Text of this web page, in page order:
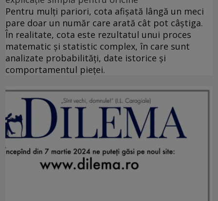
Pentru mulți pariori, cota afișată lângă un meci
pare doar un număr care arată cât pot câștiga.
În realitate, cota este rezultatul unui proces
matematic și statistic complex, în care sunt
analizate probabilități, date istorice și
comportamentul pieței.